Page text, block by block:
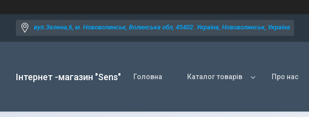
вул.Зелена,6, м. Нововолинськ, Волинська обл, 45402. Україна, Нововолинськ, Україна
Інтернет -магазин "Sens" Головна Каталог товарів Про нас